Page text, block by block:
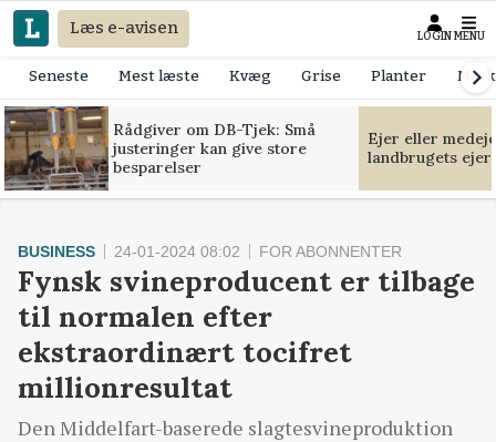
Læs e-avisen LOGIN MENU
Seneste Mest læste Kvæg Grise Planter
Rådgiver om DB-Tjek: Små
justeringer kan give store
besparelser
Ejer eller
landbrugets
BUSINESS 24-01-2024 08:02 FOR ABONNENTER
Fynsk svineproducent er tilbage
til normalen efter
ekstraordinært tocifret
millionresultat
Den Middelfart-baserede slagtesvineproduktion